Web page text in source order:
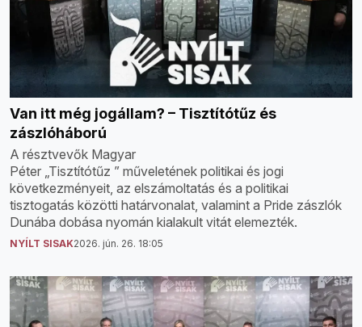
Van itt még jogállam? – Tisztítótűz és
zászlóháború
A résztvevők Magyar
Péter „Tisztítótűz ” műveletének politikai és jogi
következményeit, az elszámoltatás és a politikai
tisztogatás közötti határvonalat, valamint a Pride zászlók
Dunába dobása nyomán kialakult vitát elemezték.
NYÍLT SISAK2026. jún. 26. 18:05